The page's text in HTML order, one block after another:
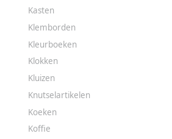
Kasten
Klemborden
Kleurboeken
Klokken
Kluizen
Knutselartikelen
Koeken
Koffie